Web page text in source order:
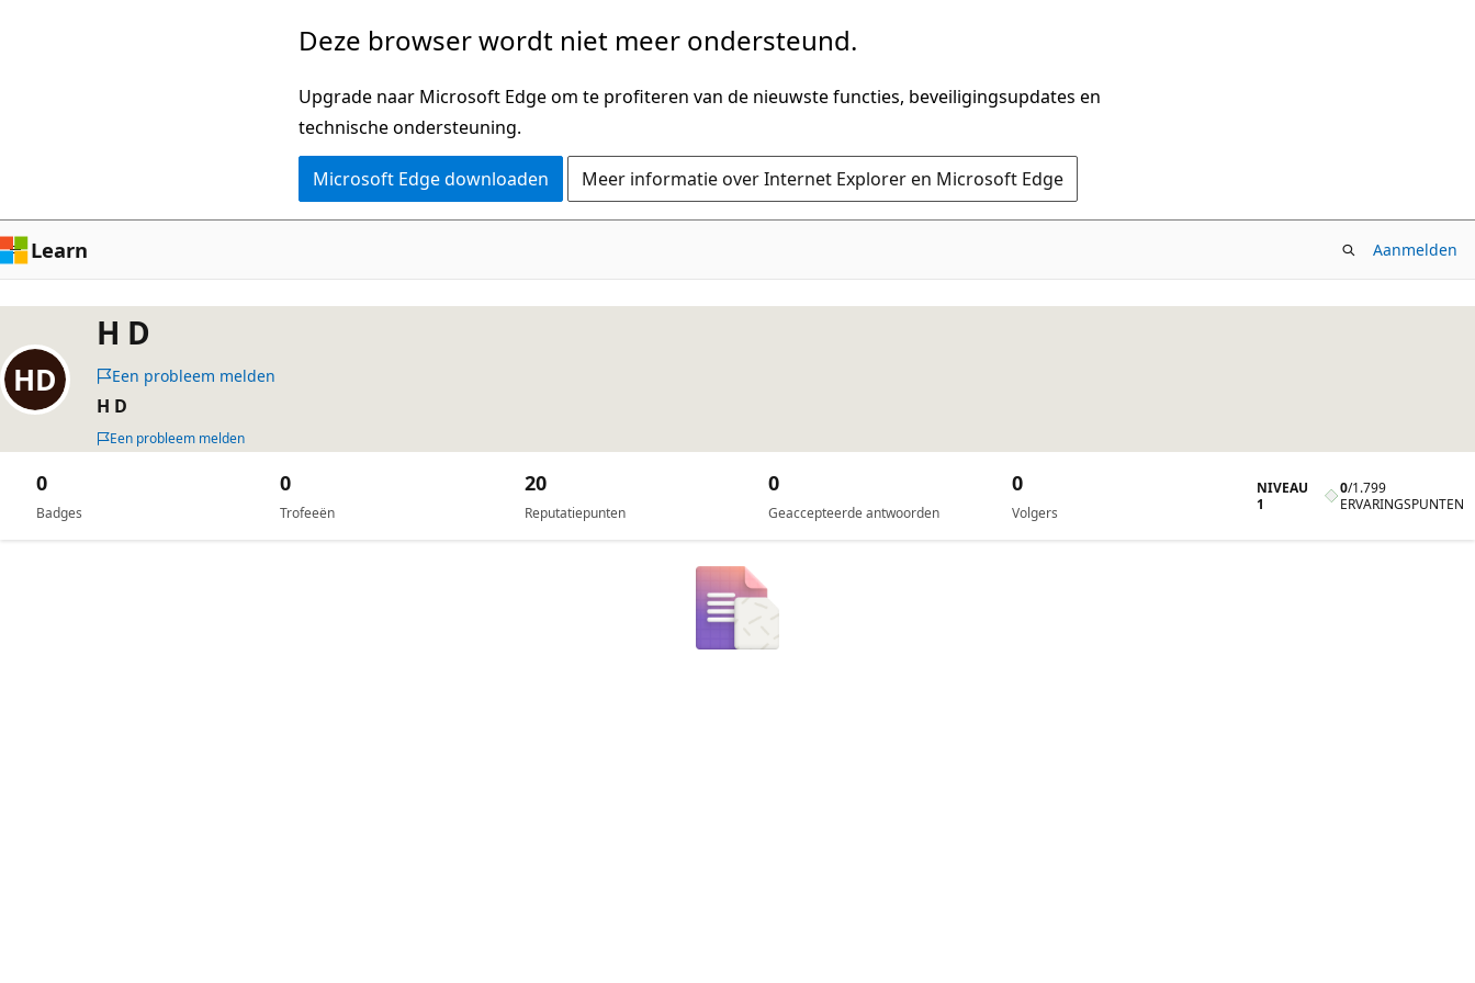
Deze browser wordt niet meer ondersteund.
Upgrade naar Microsoft Edge om te profiteren van de nieuwste functies, beveiligingsupdates en
technische ondersteuning.
Microsoft Edge downloaden Meer informatie over Internet Explorer en Microsoft Edge
Learn Aanmelden
H D
Een probleem melden
H D
Een probleem melden
Badges
0
Trofeeën
0
Reputatiepunten
20
Geaccepteerde antwoorden
0
Volgers
0
NIVEAU
1
0/1.799
ERVARINGSPUNTEN